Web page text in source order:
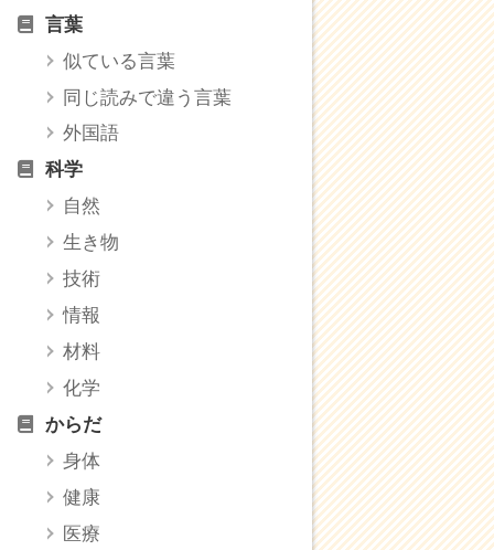
言葉
似ている言葉
同じ読みで違う言葉
外国語
科学
自然
生き物
技術
情報
材料
化学
からだ
身体
健康
医療